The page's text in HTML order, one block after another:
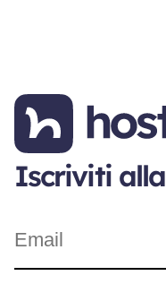
Iscriviti